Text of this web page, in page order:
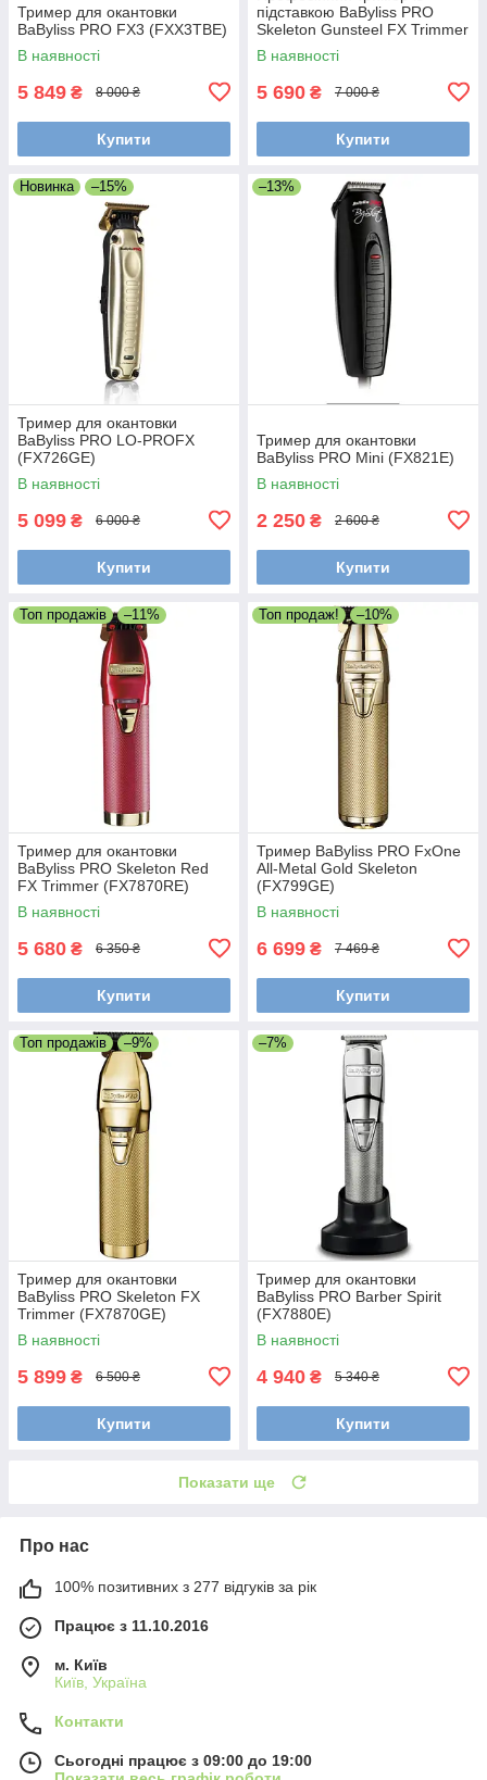
Тример для окантовки
BaByliss PRO FX3 (FXX3TBE)
В наявності
5 849 ₴ 8 000 ₴
Купити
підставкою BaByliss PRO
Skeleton Gunsteel FX Trimmer
(FX7870GSE)
В наявності
5 690 ₴ 7 000 ₴
Купити
Новинка –15%
Тример для окантовки
BaByliss PRO LO-PROFX
(FX726GE)
В наявності
5 099 ₴ 6 000 ₴
Купити
–13%
Тример для окантовки
BaByliss PRO Mini (FX821E)
В наявності
2 250 ₴ 2 600 ₴
Купити
Топ продажів –11%
Тример для окантовки
BaByliss PRO Skeleton Red
FX Trimmer (FX7870RE)
В наявності
5 680 ₴ 6 350 ₴
Купити
Топ продаж! –10%
Тример BaByliss PRO FxOne
All-Metal Gold Skeleton
(FX799GE)
В наявності
6 699 ₴ 7 469 ₴
Купити
Топ продажів –9%
Тример для окантовки
BaByliss PRO Skeleton FX
Trimmer (FX7870GE)
В наявності
5 899 ₴ 6 500 ₴
Купити
–7%
Тример для окантовки
BaByliss PRO Barber Spirit
(FX7880E)
В наявності
4 940 ₴ 5 340 ₴
Купити
Показати ще
Про нас
100% позитивних з 277 відгуків за рік
Працює з 11.10.2016
м. Київ
Київ, Україна
Контакти
Сьогодні працює з 09:00 до 19:00